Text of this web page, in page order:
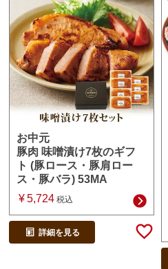
お中元
豚肉 味噌漬け7枚のギフ
ト (豚ロース・豚肩ロー
ス・豚バラ) 53MA
¥ 5,724 税込
詳細を見る